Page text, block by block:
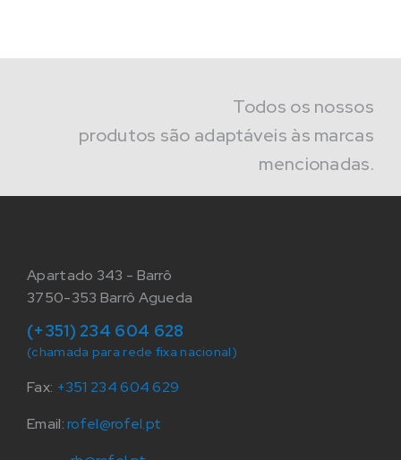
Todos os nossos
produtos são adaptáveis às marcas
mencionadas.
Apartado 343 - Barrô
3750-353 Barrô Agueda
(+351) 234 604 628
(chamada para rede fixa nacional)
Fax: +351 234 604 629
Email:rofel@rofel.pt